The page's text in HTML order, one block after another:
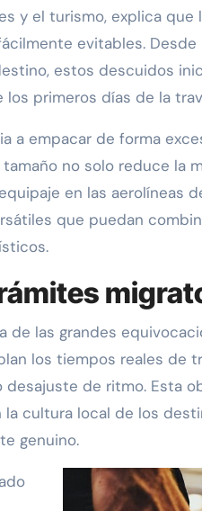
y el turismo, explica
evitables.
estos descuidos
primeros días de la
empacar de forma
no solo reduce la
en las aerolíneas
que puedan
las grandes
los tiempos reales de
de ritmo. Esta
cultura local de los
genuino.